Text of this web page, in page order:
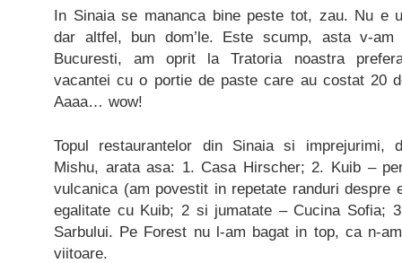
In Sinaia se mananca bine peste tot, zau. Nu e
dar altfel, bun dom’le. Este scump, asta v-
Bucuresti, am oprit la Tratoria noastra
vacantei cu o portie de paste care au costat 20
Aaaa… wow!
Topul restaurantelor din Sinaia si imprejurimi,
Mishu, arata asa: 1. Casa Hirscher; 2. Kuib –
vulcanica (am povestit in repetate randuri
egalitate cu Kuib; 2 si jumatate – Cucina Sofia;
Sarbului. Pe Forest nu l-am bagat in top, ca n-
viitoare.